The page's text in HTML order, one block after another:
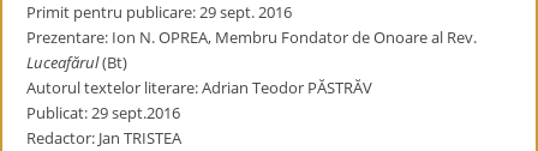
Primit pentru publicare: 29 sept. 2016
Prezentare: Ion N. OPREA, Membru Fondator de Onoare al Rev.
Luceafărul(Bt)
Autorul textelor literare: Adrian Teodor PĂSTRĂV
Publicat: 29 sept.2016
Redactor: Jan TRISTEA